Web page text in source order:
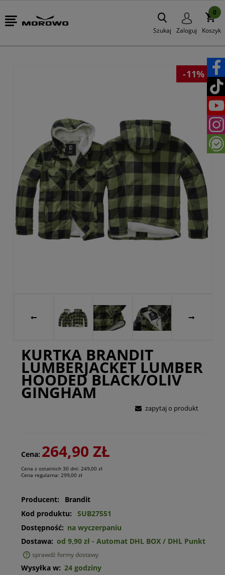
Szukaj Zaloguj Koszyk
0
-11%
KURTKA BRANDIT
LUMBERJACKET LUMBER
HOODED BLACK/OLIV
GINGHAM
zapytaj o produkt
Cena: 264,90 ZŁ
Cena z ostatnich 30 dni: 249,00 zł
Cena regularna: 299,00 zł
Producent:
Brandit
Kod produktu:
SUB27551
Dostępność: na wyczerpaniu
Dostawa: od 9,90 zł - Automat DHL BOX / DHL Punkt
sprawdź formy dostawy
Wysyłka w: 24 godziny